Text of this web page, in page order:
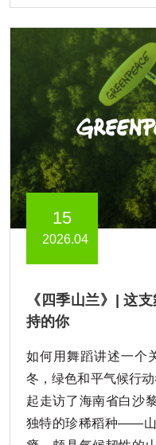
15
2026.04
《四季山兰》| 这
持的你
如何用舞蹈讲述一个
冬，绿色和平气候行
起走访了海南省白沙
独特的珍稀稻种——山